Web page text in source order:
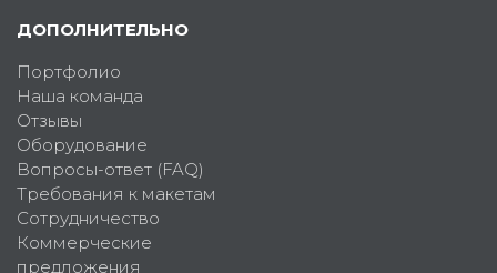
ДОПОЛНИТЕЛЬНО
Портфолио
Наша команда
Отзывы
Оборудование
Вопросы-ответ (FAQ)
Требования к макетам
Сотрудничество
Коммерческие
предложения